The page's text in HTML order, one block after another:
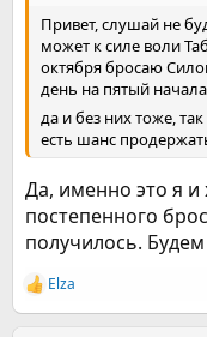
Привет, слушай не
может к силе воли
октября бросаю
день на пятый
да и без них тоже,
есть шанс
Да, именно это я и
постепенного
получилось. Будем
Р
е
Elza